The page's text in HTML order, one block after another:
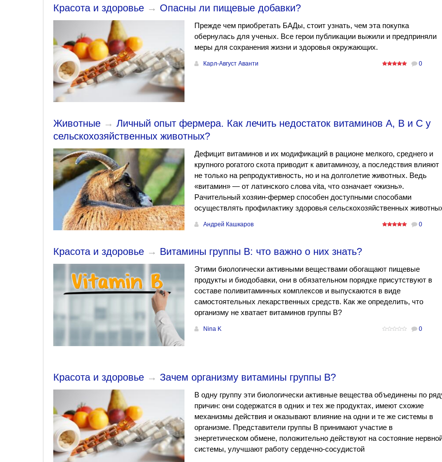
Красота и здоровье → Опасны ли пищевые добавки?
Прежде чем приобретать БАДы, стоит узнать, чем эта покупка
обернулась для ученых. Все герои публикации выжили и предприняли
меры для сохранения жизни и здоровья окружающих.
Карл-Август Аванти 0
Животные → Личный опыт фермера. Как лечить недостаток витаминов А, B и С у
сельскохозяйственных животных?
Дефицит витаминов и их модификаций в рационе мелкого, среднего и
крупного рогатого скота приводит к авитаминозу, а последствия влияют
не только на репродуктивность, но и на долголетие животных. Ведь
«витамин» — от латинского слова vita, что означает «жизнь».
Рачительный хозяин-фермер способен доступными способами
осуществлять профилактику здоровья сельскохозяйственных
Андрей Кашкаров 0
Красота и здоровье → Витамины группы B: что важно о них знать?
Этими биологически активными веществами обогащают пищевые
продукты и биодобавки, они в обязательном порядке присутствуют в
составе поливитаминных комплексов и выпускаются в виде
самостоятельных лекарственных средств. Как же определить, что
организму не хватает витаминов группы B?
Nina K 0
Красота и здоровье → Зачем организму витамины группы B?
В одну группу эти биологически активные вещества объединены по
причин: они содержатся в одних и тех же продуктах, имеют схожие
механизмы действия и оказывают влияние на одни и те же системы в
организме. Представители группы B принимают участие в
энергетическом обмене, положительно действуют на состояние
системы, улучшают работу сердечно-сосудистой